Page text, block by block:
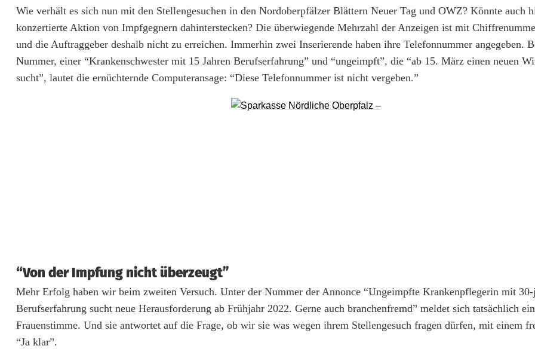
p
e
r
Wie verhält es sich nun mit den Stellengesuchen in den Nordoberpfälzer Blättern Neuer Tag und OWZ? Könnte auch
konzertierte Aktion von Impfgegnern dahinterstecken? Die überwiegende Mehrzahl der Anzeigen ist mit
und die Auftraggeber deshalb nicht zu erreichen. Immerhin zwei Inserierende haben ihre Telefonnummer angegeben.
Nummer, einer “Krankenschwester mit 15 Jahren Berufserfahrung” und “ungeimpft”, die “ab 15. März einen neuen
sucht”, lautet die ernüchternde Computeransage: “Diese Telefonnummer ist nicht vergeben.”
“Von der Impfung nicht überzeugt”
Mehr Erfolg haben wir beim zweiten Versuch. Unter der Nummer der Annonce “Ungeimpfte Krankenpflegerin mit
Berufserfahrung sucht neue Herausforderung ab Frühjahr 2022. Gerne auch branchenfremd” meldet sich tatsächlich
Frauenstimme. Und sie antwortet auf die Frage, ob wir sie was wegen ihrem Stellengesuch fragen dürfen, mit einem
“Ja klar”.